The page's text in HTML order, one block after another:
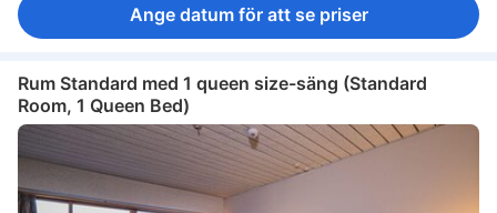
Ange datum för att se priser
Rum Standard med 1 queen size-säng (Standard
Room, 1 Queen Bed)